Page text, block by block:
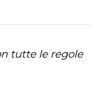
tutte le regole